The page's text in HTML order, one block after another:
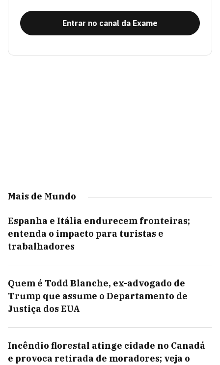
Entrar no canal da Exame
Mais de Mundo
Espanha e Itália endurecem fronteiras;
entenda o impacto para turistas e
trabalhadores
Quem é Todd Blanche, ex-advogado de
Trump que assume o Departamento de
Justiça dos EUA
Incêndio florestal atinge cidade no Canadá
e provoca retirada de moradores; veja o